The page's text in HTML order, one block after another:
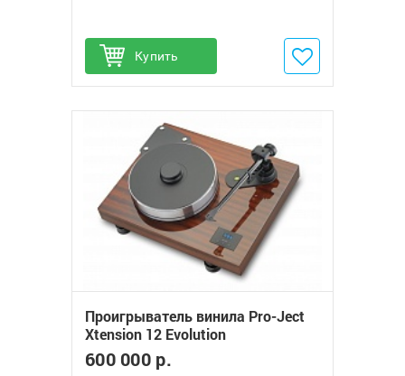
Купить
Добавить в избранное
Проигрыватель винила Pro-Ject
Xtension 12 Evolution
600 000 р.